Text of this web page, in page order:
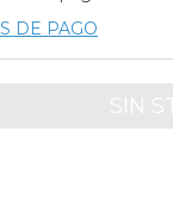
DE PAGO